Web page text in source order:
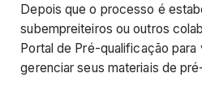
Depois que o processo é
subempreiteiros ou outros
Portal de Pré-qualificação para
gerenciar seus materiais de